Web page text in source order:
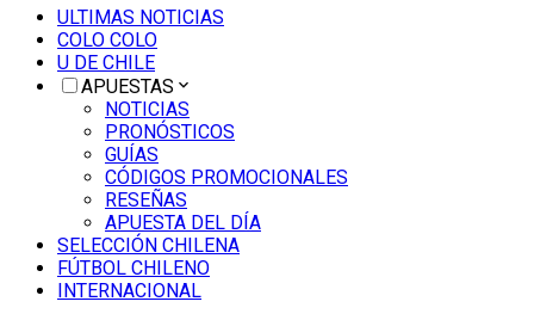
ULTIMAS NOTICIAS
COLO COLO
U DE CHILE
APUESTAS
NOTICIAS
PRONÓSTICOS
GUÍAS
CÓDIGOS PROMOCIONALES
RESEÑAS
APUESTA DEL DÍA
SELECCIÓN CHILENA
FÚTBOL CHILENO
INTERNACIONAL